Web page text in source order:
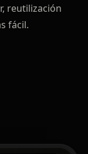
reutilización
fácil.